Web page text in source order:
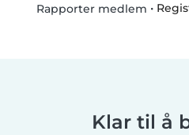
Rapporter medlem •
Klar til å